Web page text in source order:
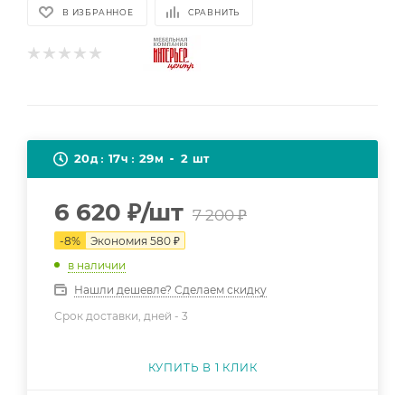
В ИЗБРАННОЕ СРАВНИТЬ
20д 17ч 29м 2 шт
6 620 ₽/шт 7 200₽
-8% Экономия 580 ₽
в наличии
Нашли дешевле? Сделаем скидку
Срок доставки, дней - 3
КУПИТЬ В 1 КЛИК